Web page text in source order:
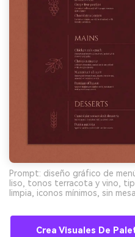
Prompt: diseño gráfico de
liso, tonos terracota y vino,
limpia, iconos mínimos, sin
Crea Visuales De